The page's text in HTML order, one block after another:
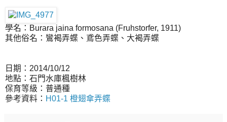
學名：Burara jaina formosana (Fruhstorfer, 1911)
其他俗名：鸞褐弄蝶、鳶色弄蝶、大褐弄蝶
日期：2014/10/12
地點：石門水庫楓樹林
保育等級：普通種
參考資料： H01-1 橙翅傘弄蝶